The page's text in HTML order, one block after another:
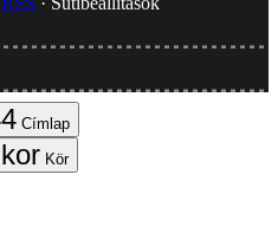
Címlap
Kör